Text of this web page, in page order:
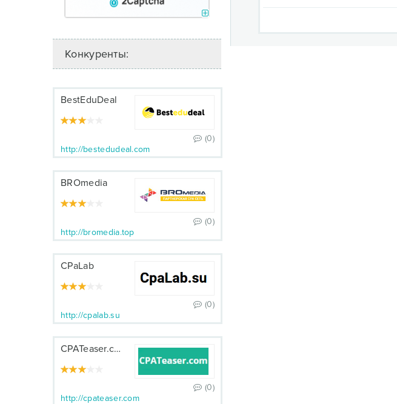
Конкуренты:
BestEduDeal
(0)
http://bestedudeal.com
BROmedia
(0)
http://bromedia.top
CPaLab
(0)
http://cpalab.su
CPATeaser.com
(0)
http://cpateaser.com